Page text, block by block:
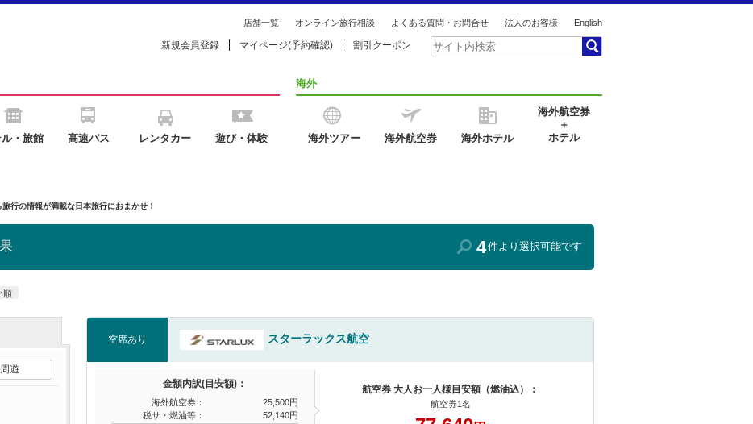
店舗一覧 オンライン旅行相談 よくある質問・お問合せ 法人のお客様 English
新規会員登録 マイページ(予約確認) 割引クーポン
・旅館 高速バス レンタカー 遊び・体験
海外
海外ツアー 海外航空券 海外ホテル
海外航空券
＋
ホテル
行の情報が満載な日本旅行におまかせ！
4件より選択可能です
順
空席あり スターラックス航空
金額内訳(目安額)：
海外航空券：
25,500円
税サ・燃油等：
52,140円
航空券 大人お一人様目安額（燃油込）：
航空券1名
遊